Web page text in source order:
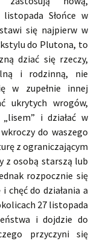
Słońce w
się najpierw w
do Plutona, to
dziać się rzeczy,
i rodzinną, nie
w zupełnie innej
ukrytych wrogów,
i działać w
do waszego
z ograniczającym
z osobą starszą lub
rozpocznie się
chęć do działania a
27 listopada
i dojdzie do
przyczyni się